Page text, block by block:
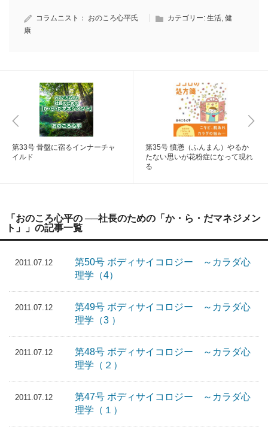
コラムニスト： おのころ心平氏 カテゴリー: 生活, 健
康
第33号 骨盤に宿るインナーチャ
イルド
第35号 憤懣（ふんまん）やるか
たない思いが花粉症になって現れ
る
「おのころ心平の ──社長のための「か・ら・だマネジメン
ト」」の記事一覧
2011.07.12
第50号 ボディサイコロジー ～カラダ心
理学（4）
2011.07.12
第49号 ボディサイコロジー ～カラダ心
理学（3 ）
2011.07.12
第48号 ボディサイコロジー ～カラダ心
理学（２）
2011.07.12
第47号 ボディサイコロジー ～カラダ心
理学（１）